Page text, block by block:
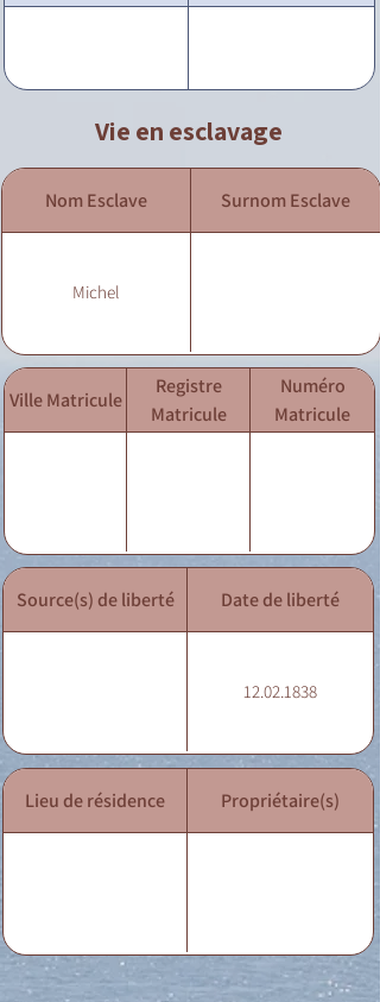
Vie en esclavage
Nom Esclave Surnom Esclave
Michel
Ville Matricule
Registre
Matricule
Numéro
Matricule
Source(s) de liberté Date de liberté
12.02.1838
Lieu de résidence Propriétaire(s)